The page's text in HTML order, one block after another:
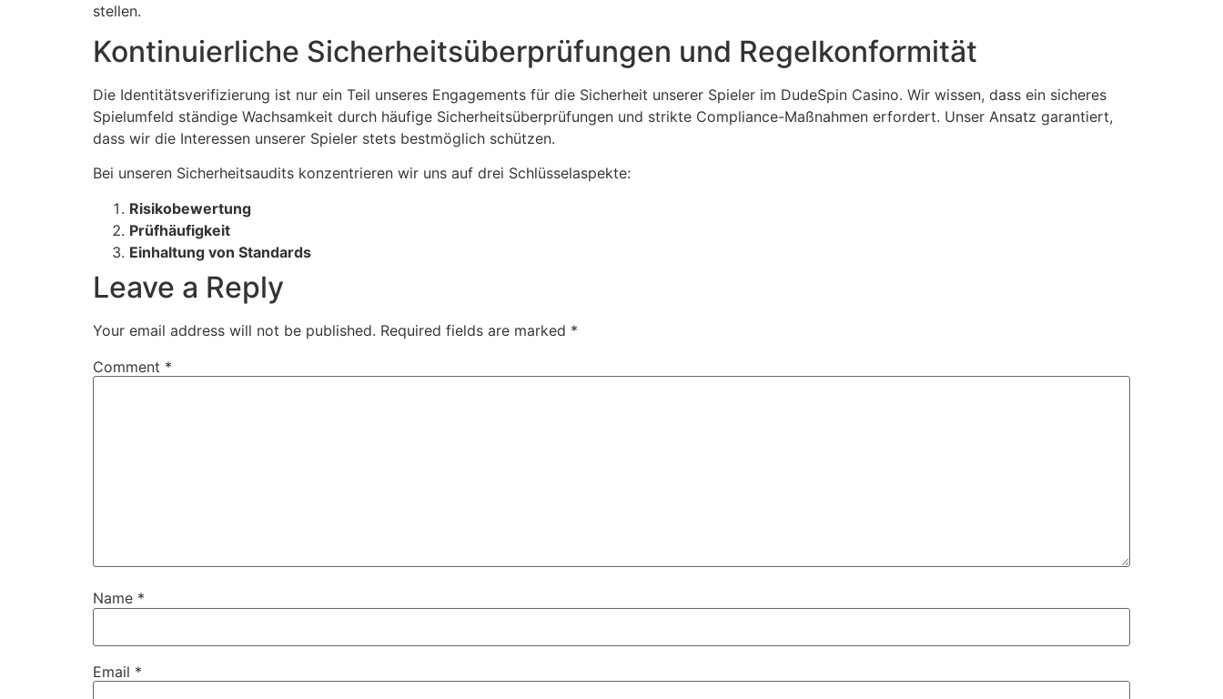
stellen.
Kontinuierliche Sicherheitsüberprüfungen und Regelkonformität
Die Identitätsverifizierung ist nur ein Teil unseres Engagements für die Sicherheit unserer Spieler im DudeSpin Casino. Wir wissen, dass ein sicheres
Spielumfeld ständige Wachsamkeit durch häufige Sicherheitsüberprüfungen und strikte Compliance-Maßnahmen erfordert. Unser Ansatz garantiert,
dass wir die Interessen unserer Spieler stets bestmöglich schützen.
Bei unseren Sicherheitsaudits konzentrieren wir uns auf drei Schlüsselaspekte:
Risikobewertung
Prüfhäufigkeit
Einhaltung von Standards
Leave a Reply
Your email address will not be published. Required fields are marked *
Comment *
Name *
Email *